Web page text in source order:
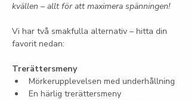
kvällen – allt för att maximera spänningen!
Vi har två smakfulla alternativ – hitta din
favorit nedan:
Trerättersmeny
Mörkerupplevelsen med underhållning
En härlig trerättersmeny